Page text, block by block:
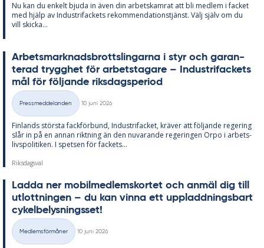
Nu kan du en­kelt bju­da in även din ar­bets­kam­rat att bli med­lem i fac­ket
med hjälp av In­du­stri­fac­kets re­kom­men­da­tions­tjänst. Välj själv om du
vill skic­ka...
Ar­bets­mark­nads­brotts­ling­ar­na i styr och ga­ran­
te­rad trygg­het för ar­bets­ta­ga­re – In­du­stri­fac­kets
mål för föl­jan­de riks­dags­pe­ri­od
Kategorier
Pressmeddelanden
10 juni 2026
Fin­lan­ds störs­ta fack­för­bund, In­du­stri­fac­ket, krä­ver att föl­jan­de re­ge­ring
slår in på en an­nan rikt­ning än den nu­va­ran­de re­ge­ring­en Orpo i ar­bets­
livs­po­li­ti­ken. I spet­sen för fac­kets...
Riksdagsval
Lad­da ner mo­bil­med­lems­kor­tet och an­mäl dig till
ut­lott­ning­en – du kan vin­na ett upp­ladd­nings­bart
cy­kel­be­lys­nings­set!
Kategorier
Medlemsförmåner
10 juni 2026